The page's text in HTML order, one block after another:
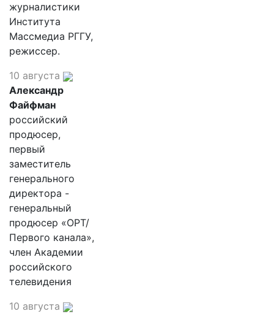
журналистики
Института
Массмедиа РГГУ,
режиссер.
10 августа
Александр
Файфман
российский
продюсер,
первый
заместитель
генерального
директора -
генеральный
продюсер «ОРТ/
Первого канала»,
член Академии
российского
телевидения
10 августа